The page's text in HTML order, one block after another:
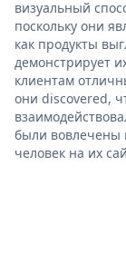
визуальный
поскольку они
как продукты
демонстрирует
клиентам
они discovered,
были вовлечены
человек на их